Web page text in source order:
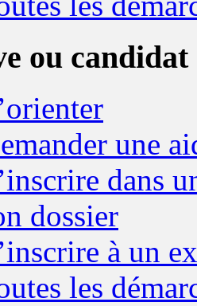
ou candidat
une
dans
dossier
à un
les